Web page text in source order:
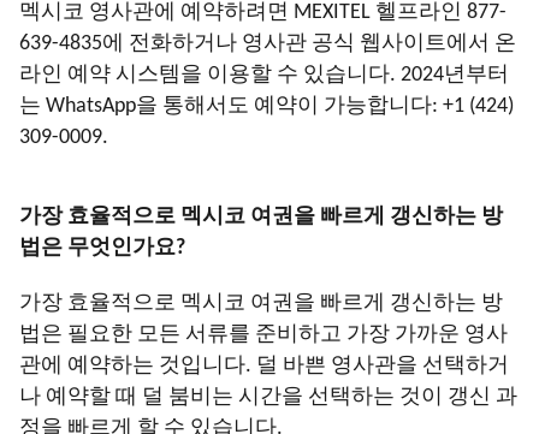
멕시코 영사관에 예약하려면 MEXITEL 헬프라인 877-
639-4835에 전화하거나 영사관 공식 웹사이트에서 온
라인 예약 시스템을 이용할 수 있습니다. 2024년부터
는 WhatsApp을 통해서도 예약이 가능합니다: +1 (424)
309-0009.
가장 효율적으로 멕시코 여권을 빠르게 갱신하는 방
법은 무엇인가요?
가장 효율적으로 멕시코 여권을 빠르게 갱신하는 방
법은 필요한 모든 서류를 준비하고 가장 가까운 영사
관에 예약하는 것입니다. 덜 바쁜 영사관을 선택하거
나 예약할 때 덜 붐비는 시간을 선택하는 것이 갱신 과
정을 빠르게 할 수 있습니다.